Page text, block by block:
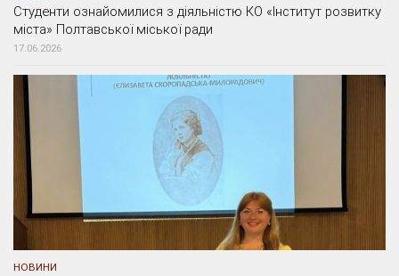
Студенти ознайомилися з діяльністю КО «Інститут розвитку
міста» Полтавської міської ради
17.06.2026
НОВИНИ